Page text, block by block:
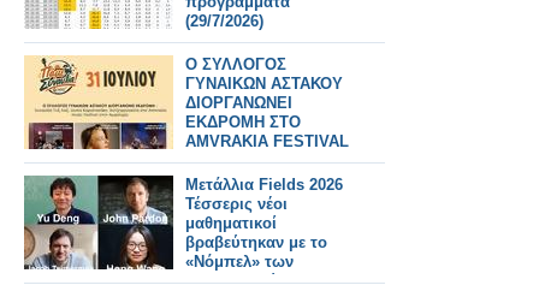
(29/7/2026)
Ο ΣΥΛΛΟΓΟΣ
ΓΥΝΑΙΚΩΝ ΑΣΤΑΚΟΥ
ΔΙΟΡΓΑΝΩΝΕΙ
ΕΚΔΡΟΜΗ ΣΤΟ
AMVRAKIA FESTIVAL
ΣΤΙΣ 31/7/2026 ΣΤΗ
ΣΥΝΑΥΛΙΑ
ΧΑΤΖΗΦΡΑΓΚΕΤΑ
ΚΑΡΑΠΑΤΑΚΗ ΠΥΞ
ΛΑΞ
Μετάλλια Fields 2026
Τέσσερις νέοι
μαθηματικοί
βραβεύτηκαν με το
«Νόμπελ» των
Μαθηματικών